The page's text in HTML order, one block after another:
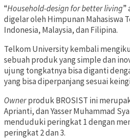
“Household-design for better living”
digelar oleh Himpunan Mahasiswa
Indonesia, Malaysia, dan Filipina.
Telkom University kembali
sebuah produk yang simple dan
ujung tongkatnya bisa diganti
yang bisa diperpanjang sesuai
Ownerproduk BROSIST ini
Aprianti, dan Yasser Muhammad
menduduki peringkat 1 dengan
peringkat 2 dan 3.